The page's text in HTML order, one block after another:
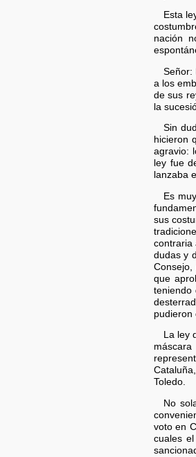
Esta
nación
Señor:
a los
de sus
la
Sin
hicieron
agravio:
ley fue
lanzaba
Es
sus
contraria
dudas y
que
teniendo
pudieron
La ley
Toledo.
No
voto en
cuales